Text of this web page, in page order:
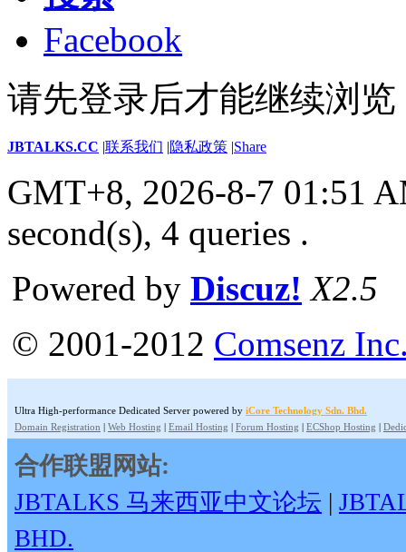
Facebook
请先登录后才能继续浏览
JBTALKS.CC |联系我们 |隐私政策 |Share
GMT+8, 2026-8-7 01:51
second(s), 4 queries .
Powered by Discuz! X2.5
© 2001-2012 Comsenz
Ultra High-performance Dedicated Server powered by iCore Technology Sdn. Bhd.
Domain Registration | Web Hosting | Email Hosting | Forum Hosting | ECShop Hosting |
合作联盟网站:
JBTALKS 马来西亚中文论坛 |
BHD.